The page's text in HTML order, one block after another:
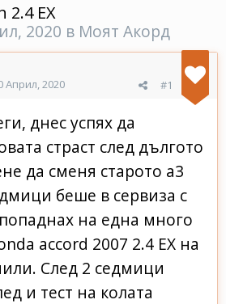
2.4 EX
2020 в Моят Акорд
#1
Април, 2020
днес успях да
страст след дългото
да сменя старото а3
беше в сервиза с
на една много
accord 2007 2.4 EX на
След 2 седмици
и тест на колата